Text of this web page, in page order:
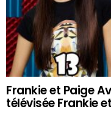
Frankie et Paige
télévisée Frankie